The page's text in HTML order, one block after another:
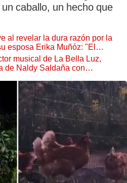
caballo, un hecho que
al revelar la dura razón por la
esposa Erika Muñóz: "El
musical de La Bella Luz,
de Naldy Saldaña con